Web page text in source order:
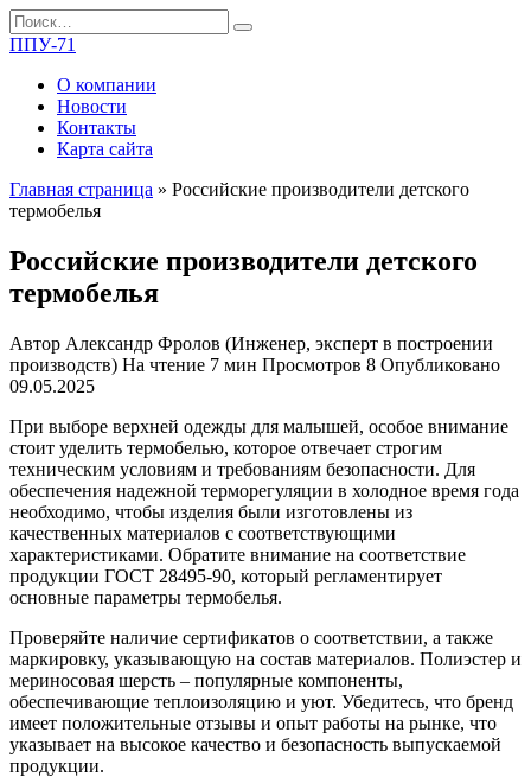
Перейти
к
Search
for:
ППУ-71
О компании
Новости
Контакты
Карта сайта
Главная страница » Российские производители детского
термобелья
Российские производители детского
термобелья
Автор Александр Фролов (Инженер, эксперт в построении
производств) На чтение 7 мин Просмотров 8 Опубликовано
09.05.2025
При выборе верхней одежды для малышей, особое внимание
стоит уделить термобелью, которое отвечает строгим
техническим условиям и требованиям безопасности. Для
обеспечения надежной терморегуляции в холодное время года
необходимо, чтобы изделия были изготовлены из
качественных материалов с соответствующими
характеристиками. Обратите внимание на соответствие
продукции ГОСТ 28495-90, который регламентирует
основные параметры термобелья.
Проверяйте наличие сертификатов о соответствии, а также
маркировку, указывающую на состав материалов. Полиэстер и
мериносовая шерсть – популярные компоненты,
обеспечивающие теплоизоляцию и уют. Убедитесь, что бренд
имеет положительные отзывы и опыт работы на рынке, что
указывает на высокое качество и безопасность выпускаемой
продукции.